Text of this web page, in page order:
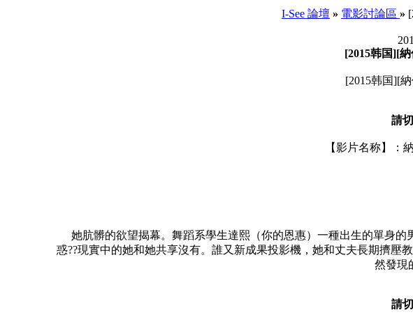
I-See 論壇 » 電影討論區 »
[2015韩国][
[2015韩国][
請
【影片名称】：
她肮髒的欲望揭幕。舞蹈系學生達熙（你的恩惠）一種出生的單身
惑??現實中的她和她共享沒有。誰又新成果投影機，她和丈夫長期擠壓
然發現
請